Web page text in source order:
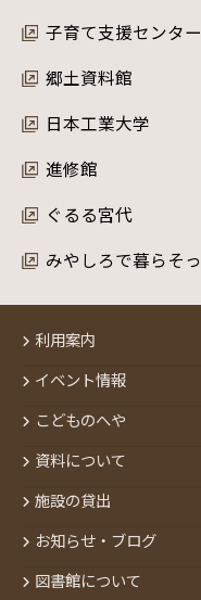
子育て支援センター
郷土資料館
日本工業大学
進修館
ぐるる宮代
みやしろで暮らそっ
利用案内
イベント情報
こどものへや
資料について
施設の貸出
お知らせ・ブログ
図書館について